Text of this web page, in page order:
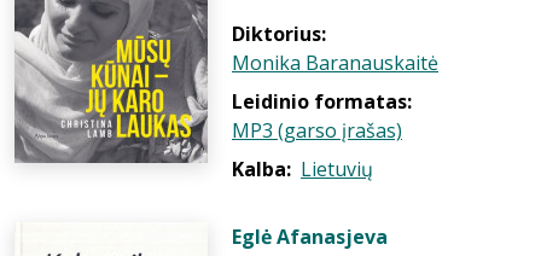
Diktorius:
Monika Baranauskaitė
Leidinio formatas:
MP3 (garso įrašas)
Kalba: Lietuvių
Eglė Afanasjeva